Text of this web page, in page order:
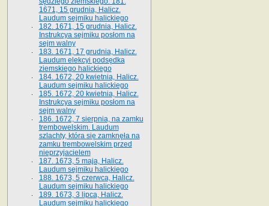
1671, 15 grudnia, Halicz.
Laudum sejmiku halickiego
182. 1671, 15 grudnia, Halicz.
Instrukcya sejmiku posłom na
sejm walny
183. 1671, 17 grudnia, Halicz.
Laudum elekcyi podsędka
ziemskiego halickiego
184. 1672, 20 kwietnia, Halicz.
Laudum sejmiku halickiego
185. 1672, 20 kwietnia, Halicz.
Instrukcya sejmiku posłom na
sejm walny
186. 1672, 7 sierpnia, na zamku
trembowelskim. Laudum
szlachty, która się zamknęła na
zamku trembowelskim przed
nieprzyjacielem
187. 1673, 5 maja, Halicz.
Laudum sejmiku halickiego
188. 1673, 5 czerwca, Halicz.
Laudum sejmiku halickiego
189. 1673, 3 lipca, Halicz.
Laudum sejmiku halickiego